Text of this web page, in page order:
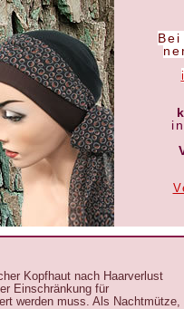
Kopfhaut nach Haarverlust
Einschränkung für
werden muss. Als Nachtmütze,